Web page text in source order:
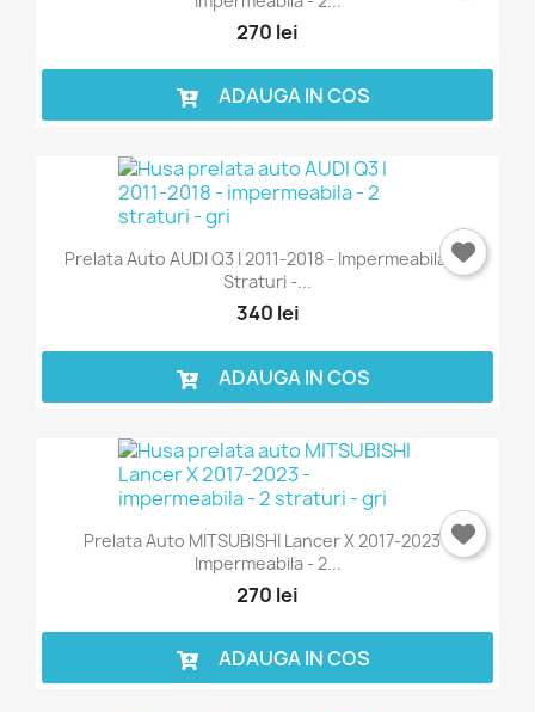
270 lei
ADAUGA IN COS
Prelata Auto AUDI Q3 I 2011-2018 - Impermeabila - 2
Straturi -...
340 lei
ADAUGA IN COS
Prelata Auto MITSUBISHI Lancer X 2017-2023 -
Impermeabila - 2...
270 lei
ADAUGA IN COS
Intra in cont ×
Trebuie sa fi logat in contul de client pentru a salva
produse in Lista de Favorite.
Anuleaza Intra in cont